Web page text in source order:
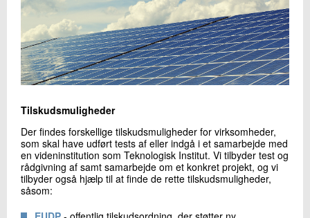
Tilskudsmuligheder
Der findes forskellige tilskudsmuligheder for virksomheder,
som skal have udført tests af eller indgå i et samarbejde med
en videninstitution som Teknologisk Institut. Vi tilbyder test og
rådgivning af samt samarbejde om et konkret projekt, og vi
tilbyder også hjælp til at finde de rette tilskudsmuligheder,
såsom: